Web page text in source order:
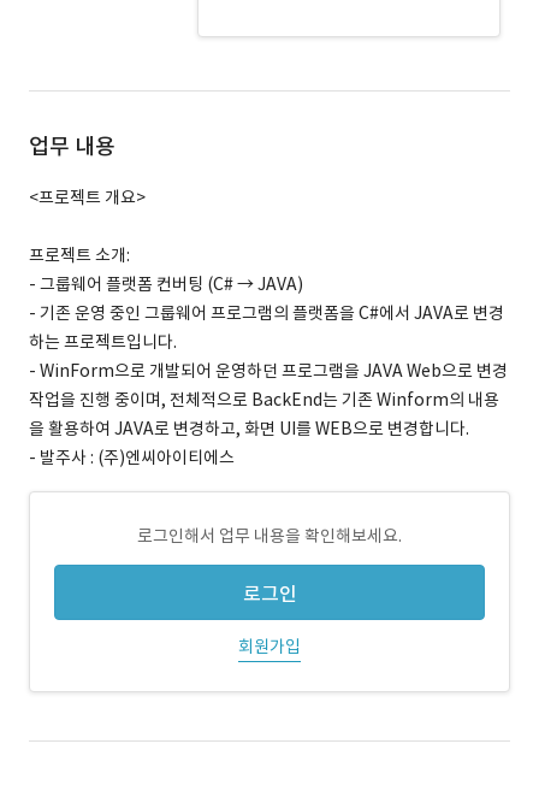
업무 내용
<프로젝트 개요>
프로젝트 소개:
- 그룹웨어 플랫폼 컨버팅 (C# → JAVA)
- 기존 운영 중인 그룹웨어 프로그램의 플랫폼을 C#에서 JAVA로 변경
하는 프로젝트입니다.
- WinForm으로 개발되어 운영하던 프로그램을 JAVA Web으로 변경
작업을 진행 중이며, 전체적으로 BackEnd는 기존 Winform의 내용
을 활용하여 JAVA로 변경하고, 화면 UI를 WEB으로 변경합니다.
- 발주사 : (주)엔씨아이티에스
로그인해서 업무 내용을 확인해보세요.
로그인
회원가입